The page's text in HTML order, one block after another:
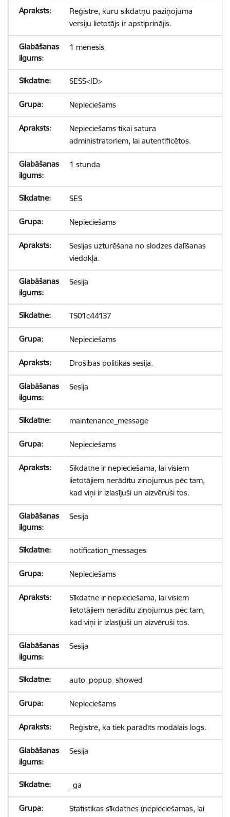
Reģistrē, kuru sīkdatņu paziņojuma
versiju lietotājs ir apstiprinājis.
1 mēnesis
SESS<ID>
Nepieciešams
Nepieciešams tikai satura
administratoriem, lai autentificētos.
1 stunda
SES
Nepieciešams
Sesijas uzturēšana no slodzes dalīšanas
viedokļa.
Sesija
TS01c44137
Nepieciešams
Drošības politikas sesija.
Sesija
maintenance_message
Nepieciešams
Sīkdatne ir nepieciešama, lai visiem
lietotājiem nerādītu ziņojumus pēc tam,
kad viņi ir izlasījuši un aizvēruši tos.
Sesija
notification_messages
Nepieciešams
Sīkdatne ir nepieciešama, lai visiem
lietotājiem nerādītu ziņojumus pēc tam,
kad viņi ir izlasījuši un aizvēruši tos.
Sesija
auto_popup_showed
Nepieciešams
Reģistrē, ka tiek parādīts modālais logs.
Sesija
_ga
Statistikas sīkdatnes (nepieciešamas, lai